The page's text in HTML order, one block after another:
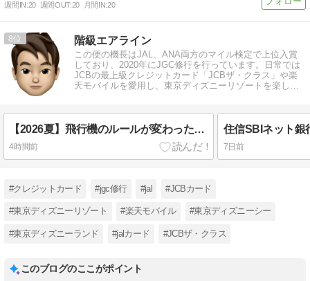
週間IN:20 週間OUT:20 月間IN:20
8 階級エアライン
この便の機長はJAL、ANA両方のマイル検定で上位入賞
しており、2020年にJGC修行を行っています。日常では
JCBの最上級クレジットカード「JCBザ・クラス」や楽
天モバイルを愛用し、東京ディズニーリゾートを楽しん
【2026夏】飛行機のルールが変わった？モバイルバッテリーや手荷物の注意点
4時間前 7日前
#クレジットカード #jgc修行 #jal #JCBカード
#東京ディズニーリゾート #楽天モバイル #東京ディズニーシー
#東京ディズニーランド #jalカード #JCBザ・クラス
このブログのここがポイント